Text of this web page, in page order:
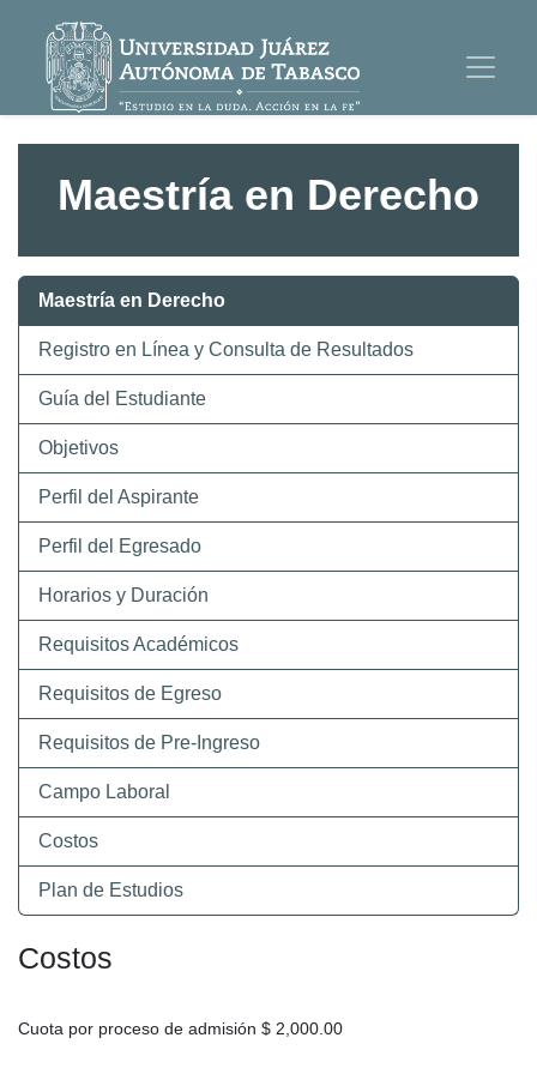
Maestría en Derecho
Maestría en Derecho
Registro en Línea y Consulta de Resultados
Guía del Estudiante
Objetivos
Perfil del Aspirante
Perfil del Egresado
Horarios y Duración
Requisitos Académicos
Requisitos de Egreso
Requisitos de Pre-Ingreso
Campo Laboral
Costos
Plan de Estudios
Costos
Cuota por proceso de admisión $ 2,000.00